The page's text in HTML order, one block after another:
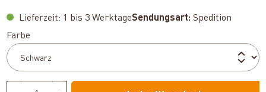
Lieferzeit: 1 bis 3 WerktageSendungsart: Spedition
Farbe